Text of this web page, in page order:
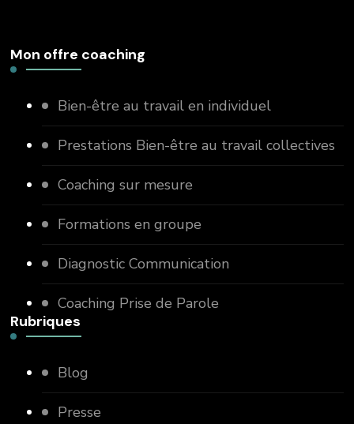
Mon offre coaching
Bien-être au travail en individuel
Prestations Bien-être au travail collectives
Coaching sur mesure
Formations en groupe
Diagnostic Communication
Coaching Prise de Parole
Rubriques
Blog
Presse